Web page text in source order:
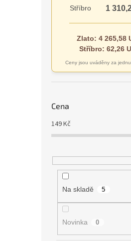
Stříbro 1
Zlato: 4 265,58
Stříbro: 62,26
Ceny jsou uváděny za
Cena
149Kč
Na skladě 5
Novinka 0